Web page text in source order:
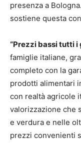
presenza a
sostiene questa
“Prezzi bassi tutti i
famiglie italiane,
completo con la
prodotti alimentari
con realtà agricole
valorizzazione che
e verdura e nelle
prezzi convenienti